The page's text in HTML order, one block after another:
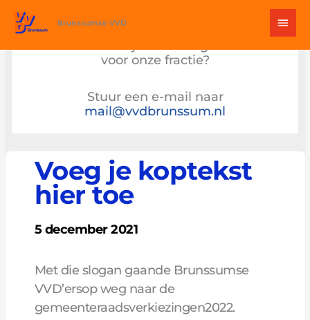
naar
inhoud
Brunssumse VVD
voor onze fractie?
Stuur een e-mail naar
mail@vvdbrunssum.nl
Voeg je koptekst
hier toe
5 december 2021
Met die slogan gaande Brunssumse
VVD’ersop weg naar de
gemeenteraadsverkiezingen2022.